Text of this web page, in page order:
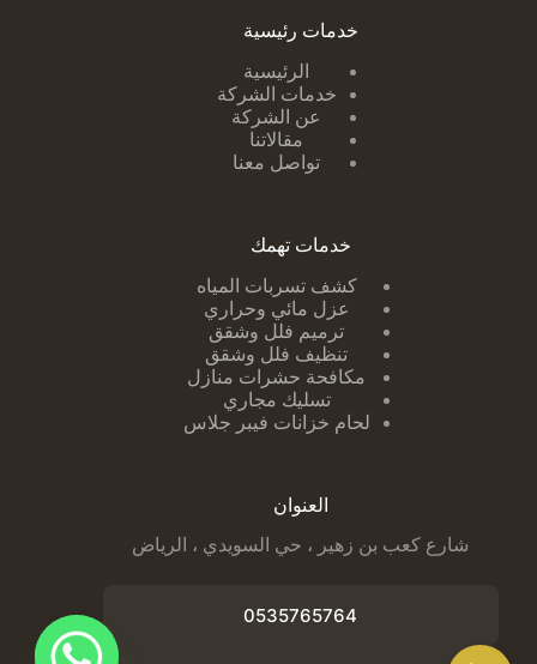
خدمات رئيسية
الرئيسية
خدمات الشركة
عن الشركة
مقالاتنا
تواصل معنا
خدمات تهمك
كشف تسربات ا لمياه
عزل مائي وحراري
ترميم فلل وشقق
تنظيف فلل وشقق
مكافحة حشرات منازل
تسليك مجاري
لحام خزانات فيبر جلاس
العنوان
شارع كعب بن زهير ، حي السويدي ، الرياض
0535765764